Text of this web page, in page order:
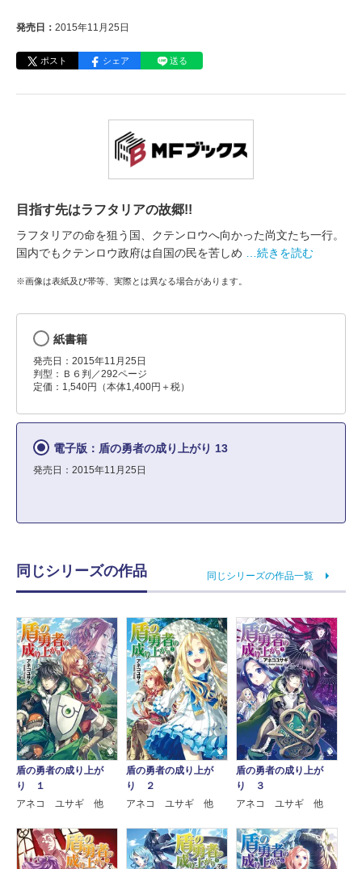
発売日： 2015年11月25日
ポスト シェア 送る
目指す先はラフタリアの故郷!!
ラフタリアの命を狙う国、クテンロウへ向かった尚文たち一行。
国内でもクテンロウ政府は自国の民を苦しめ
…続きを読む
※画像は表紙及び帯等、実際とは異なる場合があります。
紙書籍
発売日：2015年11月25日
判型：Ｂ６判／292ページ
定価：1,540円（本体1,400円＋税）
電子版：盾の勇者の成り上がり 13
発売日：2015年11月25日
同じシリーズの作品 同じシリーズの作品一覧
盾の勇者の成り上が
り １
アネコ ユサギ 他
盾の勇者の成り上が
り ２
アネコ ユサギ 他
盾の勇者の成り上が
り ３
アネコ ユサギ 他